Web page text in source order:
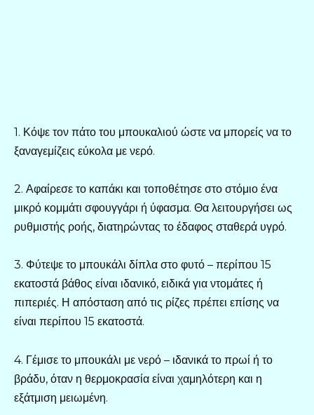
1. Κόψε τον πάτο του μπουκαλιού ώστε να μπορείς να το
ξαναγεμίζεις εύκολα με νερό.
2. Αφαίρεσε το καπάκι και τοποθέτησε στο στόμιο ένα
μικρό κομμάτι σφουγγάρι ή ύφασμα. Θα λειτουργήσει ως
ρυθμιστής ροής, διατηρώντας το έδαφος σταθερά υγρό.
3. Φύτεψε το μπουκάλι δίπλα στο φυτό – περίπου 15
εκατοστά βάθος είναι ιδανικό, ειδικά για ντομάτες ή
πιπεριές. Η απόσταση από τις ρίζες πρέπει επίσης να
είναι περίπου 15 εκατοστά.
4. Γέμισε το μπουκάλι με νερό – ιδανικά το πρωί ή το
βράδυ, όταν η θερμοκρασία είναι χαμηλότερη και η
εξάτμιση μειωμένη.